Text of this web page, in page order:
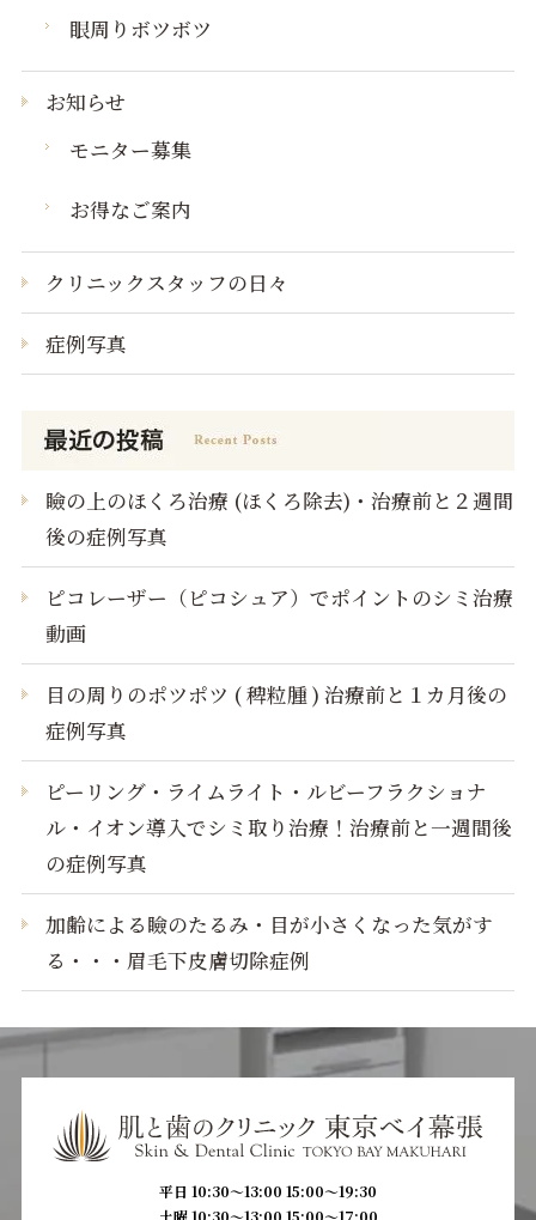
眼周りボツボツ
お知らせ
モニター募集
お得なご案内
クリニックスタッフの日々
症例写真
瞼の上のほくろ治療 (ほくろ除去)・治療前と２週間
後の症例写真
ピコレーザー（ピコシュア）でポイントのシミ治療
動画
目の周りのポツポツ ( 稗粒腫 ) 治療前と１カ月後の
症例写真
ピーリング・ライムライト・ルビーフラクショナ
ル・イオン導入でシミ取り治療！治療前と一週間後
の症例写真
加齢による瞼のたるみ・目が小さくなった気がす
る・・・眉毛下皮膚切除症例
平日 10:30〜13:00 15:00〜19:30